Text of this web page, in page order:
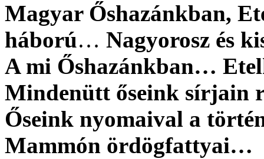
Magyar Őshazánkban,
háború… Nagyorosz és
A mi Őshazánkban…
Mindenütt őseink
Őseink nyomaival a
Mammón ördögfattyai…